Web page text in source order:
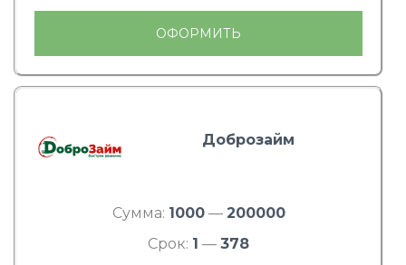
ОФОРМИТЬ
Доброзайм
Сумма: 1000— 200000
Срок: 1 — 378